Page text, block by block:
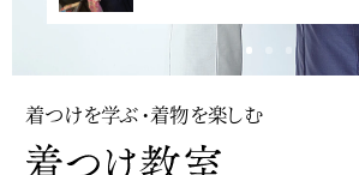
着つけを学ぶ・着物を楽しむ